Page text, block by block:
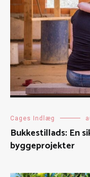
Cages Indlæg
Bukkestillads: En
byggeprojekter